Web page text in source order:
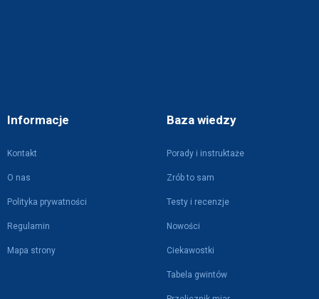
Informacje
Kontakt
O nas
Polityka prywatności
Regulamin
Mapa strony
Baza wiedzy
Porady i instruktaże
Zrób to sam
Testy i recenzje
Nowości
Ciekawostki
Tabela gwintów